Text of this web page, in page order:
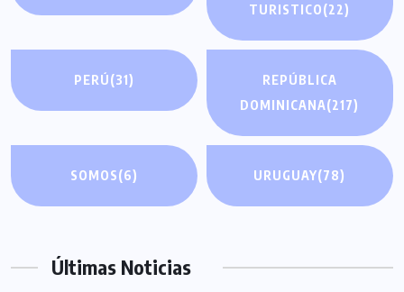
TURISTICO(22)
PERÚ(31)
REPÚBLICA
DOMINICANA(217)
SOMOS(6) URUGUAY(78)
Últimas Noticias